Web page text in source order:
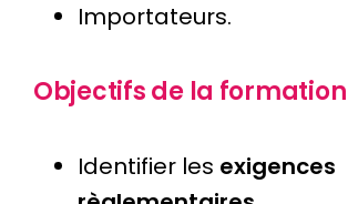
Importateurs.
Objectifs de la formation
Identifier les exigences